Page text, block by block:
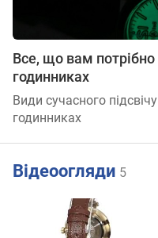
Все, що вам потрібно
годинниках
Види сучасного
годинниках
Відеоогляди 5